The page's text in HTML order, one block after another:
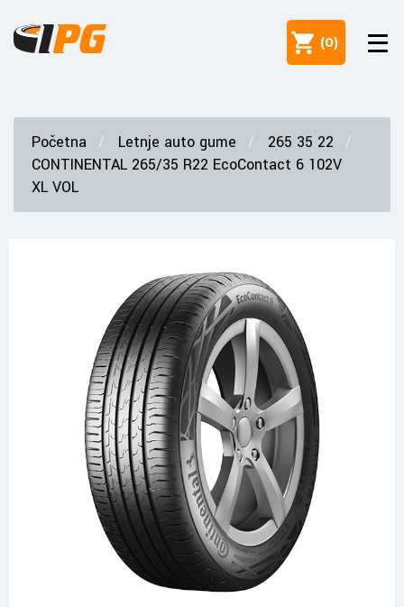
(0)
Početna Letnje auto gume
265 35 22
CONTINENTAL 265/35 R22 EcoContact 6 102V
XL VOL